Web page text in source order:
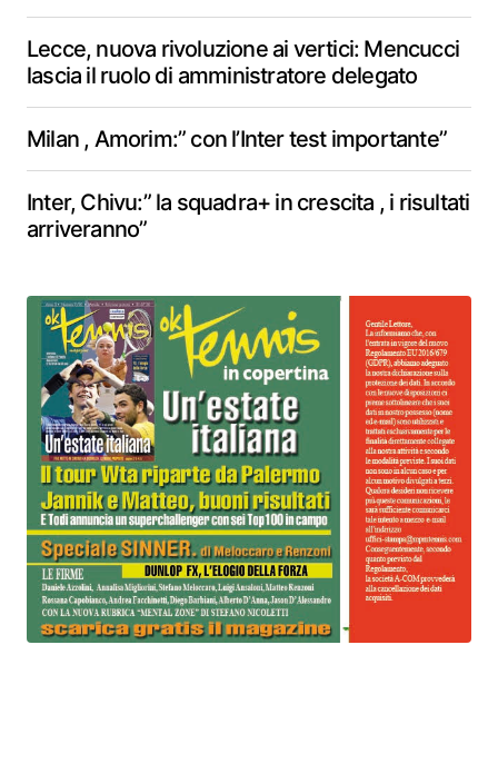
Lecce, nuova rivoluzione ai vertici: Mencucci
lascia il ruolo di amministratore delegato
Milan , Amorim:” con l’Inter test importante”
Inter, Chivu:” la squadra+ in crescita , i risultati
arriveranno”